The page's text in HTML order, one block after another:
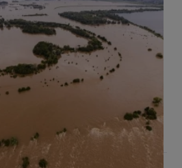
versterken”
aan onze dure winkelkar. Een
Bank van België (NBB)
de voedselinflatie
h...